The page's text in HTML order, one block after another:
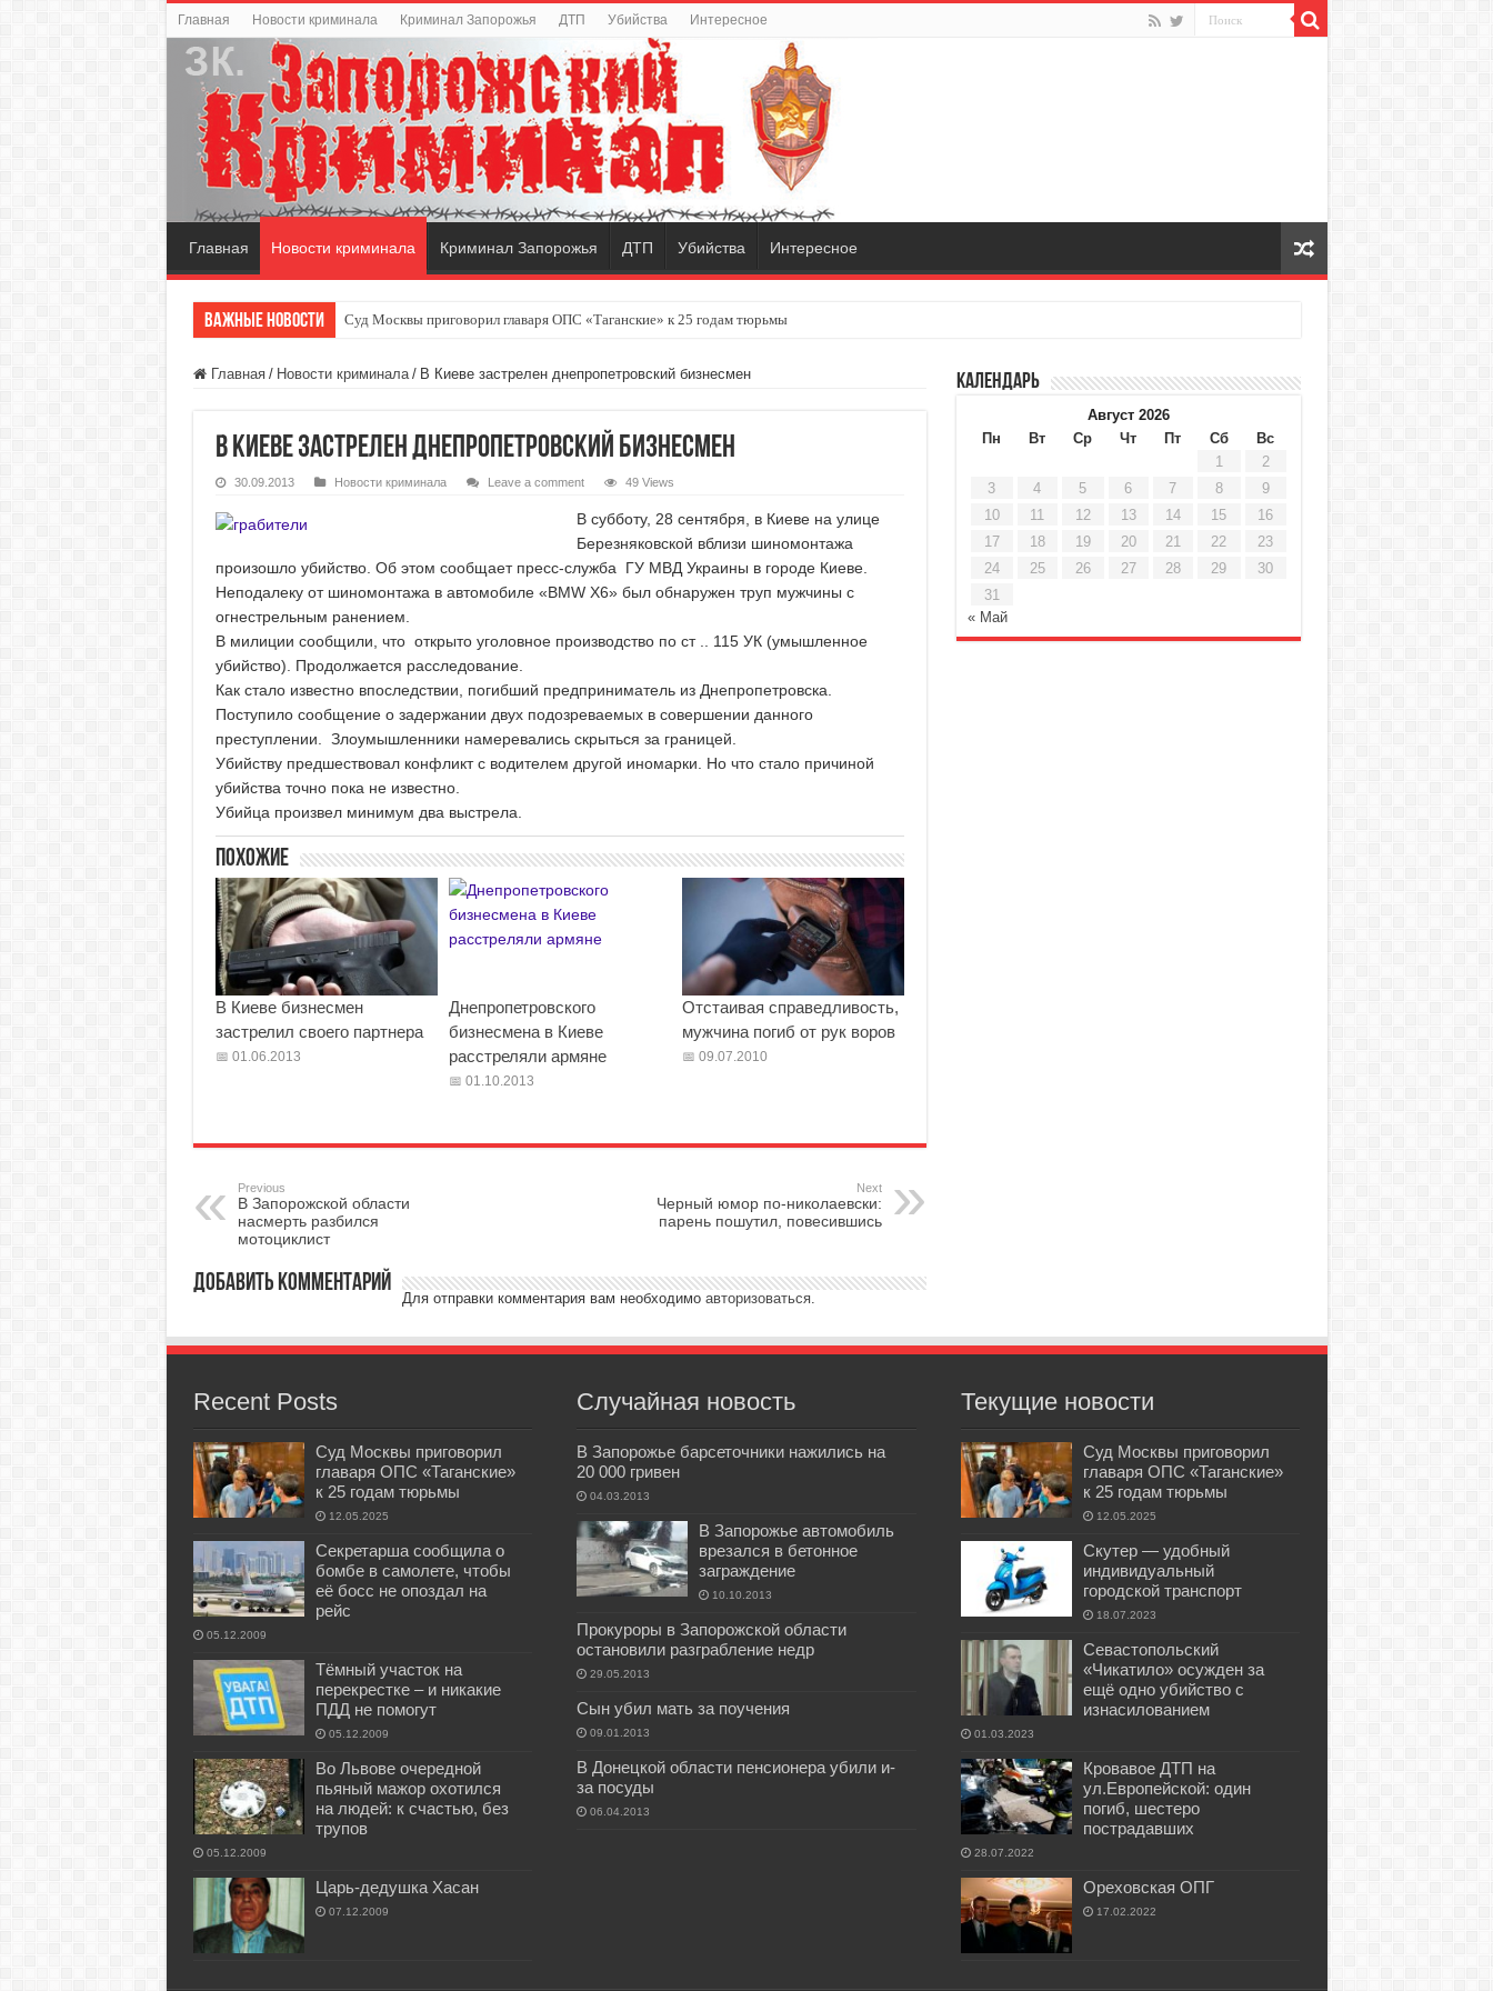
Главная Новости криминала Криминал Запорожья ДТП Убийства Интересное
Главная Новости криминала Криминал Запорожья ДТП Убийства Интересное
Важные новости Суд Москвы приговорил главаря ОПС «Таганские» к 25 годам тюрьмы
Главная / Новости криминала / В Киеве застрелен днепропетровский бизнесмен
В Киеве застрелен днепропетровский бизнесмен
30.09.2013 Новости криминала Leave a comment 49 Views
В субботу, 28 сентября, в Киеве на улице
Березняковской вблизи шиномонтажа
произошло убийство. Об этом сообщает пресс-служба ГУ МВД Украины в городе Киеве.
Неподалеку от шиномонтажа в автомобиле «BMW X6» был обнаружен труп мужчины с
огнестрельным ранением.
В милиции сообщили, что открыто уголовное производство по ст .. 115 УК (умышленное
убийство). Продолжается расследование.
Как стало известно впоследствии, погибший предприниматель из Днепропетровска.
Поступило сообщение о задержании двух подозреваемых в совершении данного
преступлении. Злоумышленники намеревались скрыться за границей.
Убийству предшествовал конфликт с водителем другой иномарки. Но что стало причиной
убийства точно пока не известно.
Убийца произвел минимум два выстрела.
Похожие
В Киеве бизнесмен
застрелил своего партнера
01.06.2013
Днепропетровского
бизнесмена в Киеве
расстреляли армяне
01.10.2013
Отстаивая справедливость,
мужчина погиб от рук воров
09.07.2010
Previous
В Запорожской области
насмерть разбился
мотоциклист
Next
Черный юмор по-николаевски:
парень пошутил, повесившись
Добавить комментарий
Для отправки комментария вам необходимо авторизоваться.
Календарь
Август 2026
Пн
Вт Ср Чт Пт Сб
Вс
1
2
3
4 5 6 7 8
9
10
11 12 13 14 15
16
17
18 19 20 21 22
23
24
25 26 27 28 29
30
31
« Май
Recent Posts
Суд Москвы приговорил
главаря ОПС «Таганские»
к 25 годам тюрьмы
12.05.2025
Секретарша сообщила о
бомбе в самолете, чтобы
её босс не опоздал на
рейс
05.12.2009
Тёмный участок на
перекрестке – и никакие
ПДД не помогут
05.12.2009
Во Львове очередной
пьяный мажор охотился
на людей: к счастью, без
трупов
05.12.2009
Царь-дедушка Хасан
07.12.2009
Случайная новость
В Запорожье барсеточники нажились на
20 000 гривен
04.03.2013
В Запорожье автомобиль
врезался в бетонное
заграждение
10.10.2013
Прокуроры в Запорожской области
остановили разграбление недр
29.05.2013
Сын убил мать за поучения
09.01.2013
В Донецкой области пенсионера убили и-
за посуды
06.04.2013
Текущие новости
Суд Москвы приговорил
главаря ОПС «Таганские»
к 25 годам тюрьмы
12.05.2025
Скутер — удобный
индивидуальный
городской транспорт
18.07.2023
Севастопольский
«Чикатило» осужден за
ещё одно убийство с
изнасилованием
01.03.2023
Кровавое ДТП на
ул.Европейской: один
погиб, шестеро
пострадавших
28.07.2022
Ореховская ОПГ
17.02.2022